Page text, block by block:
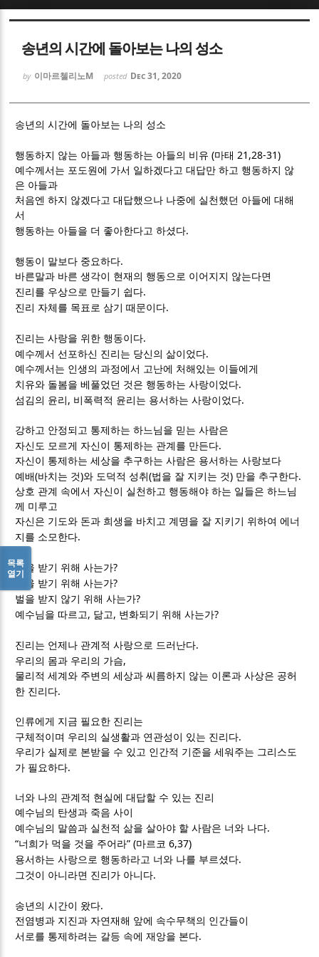
송년의 시간에 돌아보는 나의 성소
by 이마르첼리노M posted Dec 31, 2020
송년의 시간에 돌아보는 나의 성소
행동하지 않는 아들과 행동하는 아들의 비유(마태 21,28-31)
예수께서는 포도원에 가서 일하겠다고 대답만 하고 행동하지 않
은 아들과
처음엔 하지 않겠다고 대답했으나 나중에 실천했던 아들에 대해
서
행동하는 아들을 더 좋아한다고 하셨다.
행동이 말보다 중요하다.
바른말과 바른 생각이 현재의 행동으로 이어지지 않는다면
진리를 우상으로 만들기 쉽다.
진리 자체를 목표로 삼기 때문이다.
진리는 사랑을 위한 행동이다.
예수께서 선포하신 진리는 당신의 삶이었다.
예수께서는 인생의 과정에서 고난에 처해있는 이들에게
치유와 돌봄을 베풀었던 것은 행동하는 사랑이었다.
섬김의 윤리 , 비폭력적 윤리는 용서하는 사랑이었다.
강하고 안정되고 통제하는 하느님을 믿는 사람은
자신도 모르게 자신이 통제하는 관계를 만든다.
자신이 통제하는 세상을 추구하는 사람은 용서하는 사랑보다
예배(바치는 것)와 도덕적 성취(법을 잘 지키는 것) 만을 추구한다.
상호 관계 속에서 자신이 실천하고 행동해야 하는 일들은 하느님
께 미루고
자신은 기도와 돈과 희생을 바치고 계명을 잘 지키기 위하여 에너
지를 소모한다.
복을 받기 위해 사는가?
상을 받기 위해 사는가?
벌을 받지 않기 위해 사는가?
예수님을 따르고 , 닮고 , 변화되기 위해 사는가?
진리는 언제나 관계적 사랑으로 드러난다.
우리의 몸과 우리의 가슴,
물리적 세계와 주변의 세상과 씨름하지 않는 이론과 사상은 공허
한 진리다.
인류에게 지금 필요한 진리는
구체적이며 우리의 실생활과 연관성이 있는 진리다.
우리가 실제로 본받을 수 있고 인간적 기준을 세워주는 그리스도
가 필요하다.
너와 나의 관계적 현실에 대답할 수 있는 진리
예수님의 탄생과 죽음 사이
예수님의 말씀과 실천적 삶을 살아야 할 사람은 너와 나다.
“너희가 먹을 것을 주어라” (마르코6,37)
용서하는 사랑으로 행동하라고 너와 나를 부르셨다.
그것이 아니라면 진리가 아니다.
송년의 시간이 왔다.
전염병과 지진과 자연재해 앞에 속수무책의 인간들이
서로를 통제하려는 갈등 속에 재앙을 본다.
목록
열기
Sketchbook5, 스케치북5
Sketchbook5, 스케치북5
Sketchbook5, 스케치북5
Sketchbook5, 스케치북5